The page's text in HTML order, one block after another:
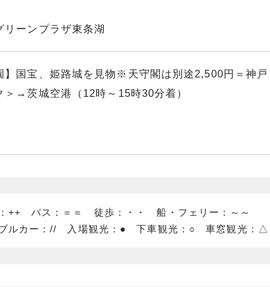
リーンプラザ東条湖
】国宝、姫路城を見物※天守閣は別途2,500円＝神戸
→茨城空港（12時～15時30分着）
バス：＝＝ 徒歩：・・ 船・フェリー：～～
ブルカー：// 入場観光：● 下車観光：○ 車窓観光：△